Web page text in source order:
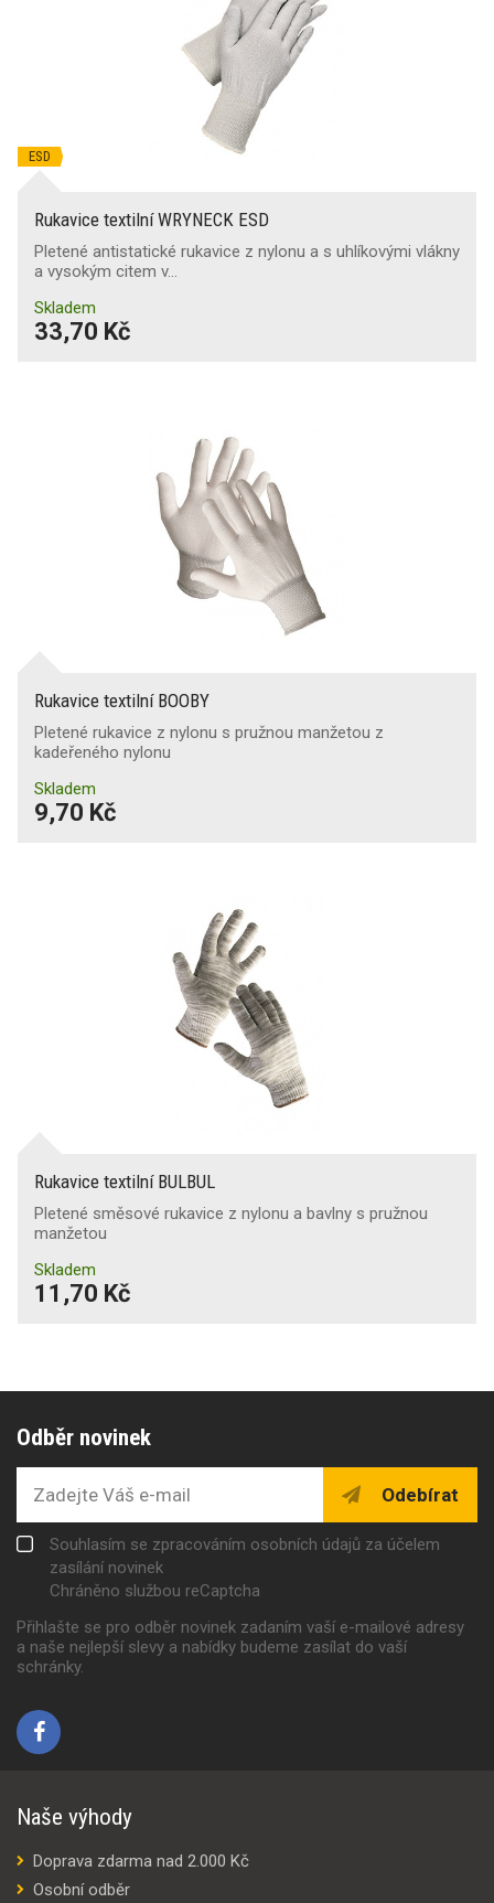
ESD
Rukavice textilní WRYNECK ESD
Pletené antistatické rukavice z nylonu a s uhlíkovými vlákny
a vysokým citem v…
Skladem
33,70 Kč
Rukavice textilní BOOBY
Pletené rukavice z nylonu s pružnou manžetou z
kadeřeného nylonu
Skladem
9,70 Kč
Rukavice textilní BULBUL
Pletené směsové rukavice z nylonu a bavlny s pružnou
manžetou
Skladem
11,70 Kč
Odběr novinek
Odebírat
Souhlasím se zpracováním osobních údajů za účelem
zasílání novinek
Chráněno službou reCaptcha
Přihlašte se pro odběr novinek zadaním vaší e-mailové adresy
a naše nejlepší slevy a nabídky budeme zasílat do vaší
schránky.
Naše výhody
Doprava zdarma nad 2.000 Kč
Osobní odběr